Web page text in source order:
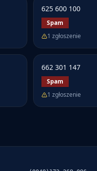
625 600 100
Spam
1 zgłoszenie
662 301 147
Spam
1 zgłoszenie